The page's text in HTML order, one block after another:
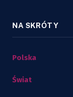
NA SKRÓTY
Polska
Świat